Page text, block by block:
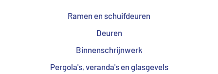
Ramen en schuifdeuren
Deuren
Binnenschrijnwerk
Pergola's, veranda's en glasgevels